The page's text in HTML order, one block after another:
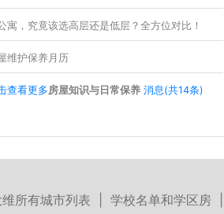
寓，究竟该选高层还是低层？全方位对比！
维护保养月历
查看更多房屋知识与日常保养 消息(共14条)
维所有城市列表 学校名单和学区房|